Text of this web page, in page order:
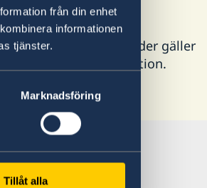
från din enhet
informationen
tjänster.
Marknadsföring
Tillåt alla
länder. I vissa länder gäller
för mer information.